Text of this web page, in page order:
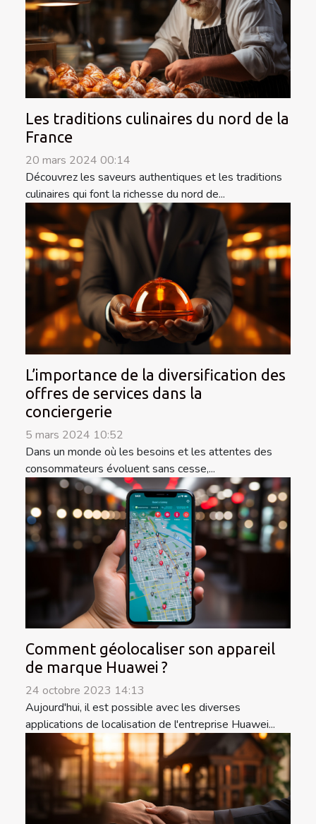
Les traditions culinaires du nord de la
France
20 mars 2024 00:14
Découvrez les saveurs authentiques et les traditions
culinaires qui font la richesse du nord de...
L’importance de la diversification des
offres de services dans la
conciergerie
5 mars 2024 10:52
Dans un monde où les besoins et les attentes des
consommateurs évoluent sans cesse,...
Comment géolocaliser son appareil
de marque Huawei ?
24 octobre 2023 14:13
Aujourd'hui, il est possible avec les diverses
applications de localisation de l'entreprise Huawei...